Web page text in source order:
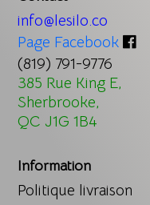
info@lesilo.co
Page Facebook
(819) 791-9776
385 Rue King E,
Sherbrooke,
QC J1G 1B4
Information
Politique livraison